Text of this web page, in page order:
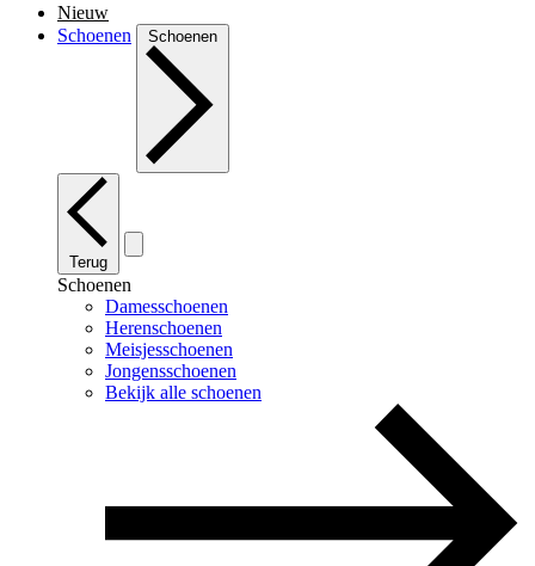
Nieuw
Schoenen
Schoenen
Terug
Schoenen
Damesschoenen
Herenschoenen
Meisjesschoenen
Jongensschoenen
Bekijk alle schoenen